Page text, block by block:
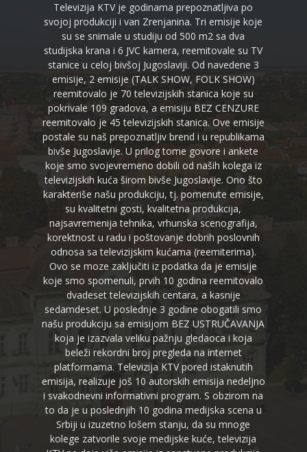
Televizija KTV je godinama prepoznatljiva po
svojoj produkciji i van Zrenjanina. Tri emisije koje
su se snimale u studiju od 500 m2 sa dva
studijska krana i 6 JVC kamera, reemitovale su TV
stanice u celoj bivšoj Jugoslaviji. Od navedene 3
emisije, 2 emisije (TALK SHOW, FOLK SHOW)
reemitovalo je 70 televizijskih stanica koje su
pokrivale 109 gradova, a emisiju BEZ CENZURE
reemitovalo je 45 televizijskih stanica. Ove emisije
postale su naš prepoznatljiv brend i u republikama
bivše Jugoslavije. U prilog tome govore i ankete
koje smo svojevremeno dobili od naših kolega iz
televizijskih kuća širom bivše Jugoslavije. Ono što
karakteriše našu produkciju, tj. pomenute emisije,
su kvalitetni gosti, kvalitetna produkcija,
najsavremenija tehnika, vrhunska scenografija,
korektnost u radu i poštovanje dobrih poslovnih
odnosa sa televizijskim kućama (reemiterima).
Ovo se moze zaključiti iz podatka da je emisije
koje smo spomenuli, prvih 10 godina reemitovalo
dvadeset televizijskih centara, a kasnije
sedamdeset. U poslednje 3 godine obogatili smo
našu produkciju sa emisijom BEZ USTRUČAVANJA
koja je izazvala veliku pažnju gledaoca i koja
beleži rekordni broj pregleda na internet
platformama. Televizija KTV pored istaknutih
emisija, realizuje još 10 autorskih emisija nedeljno
i svakodnevni informativni program. S obzirom na
to da je u poslednjih 10 godina medijska scena u
Srbiji u izuzetno lošem stanju, da su mnoge
kolege zatvorile svoje medijske kuće, televizija